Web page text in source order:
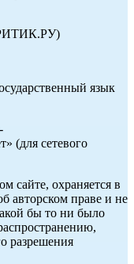
язык
(для сетевого
сайте, охраняется в
авторском праве и не
бы то ни было
разрешения